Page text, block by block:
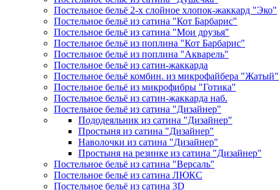
Постельное бельё 2-х слойное хлопок-жаккард "Эко"
Постельное бельё из сатина "Кот Барбарис"
Постельное бельё из сатина "Мои друзья"
Постельное бельё из поплина "Кот Барбарис"
Постельное бельё из поплина "Акварель"
Постельное бельё из сатин-жаккарда
Постельное бельё комбин. из микрофайбера "Жатый"
Постельное бельё из микрофибры "Готика"
Постельное бельё из сатин-жаккарда наб.
Постельное бельё из сатина "Дизайнер"
Пододеяльник из сатина "Дизайнер"
Простыня из сатина "Дизайнер"
Наволочки из сатина "Дизайнер"
Простыня на резинке из сатина "Дизайнер"
Постельное бельё из сатина "Версаль"
Постельное бельё из сатина ЛЮКС
Постельное бельё из сатина 3D